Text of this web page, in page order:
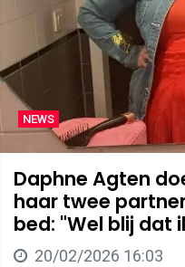
NEWS
Daphne Agten
haar twee
bed: "Wel blij dat
20/02/2026 16:03